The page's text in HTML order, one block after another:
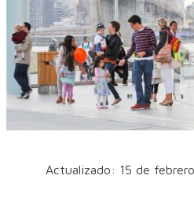
Actualizado: 15 de